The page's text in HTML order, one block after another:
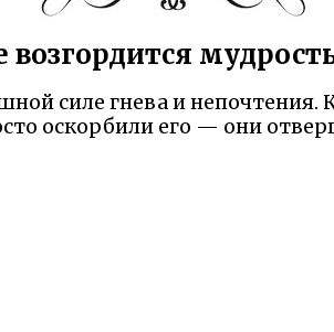
возгордится
силе гнева и непочтения.
оскорбили его — они